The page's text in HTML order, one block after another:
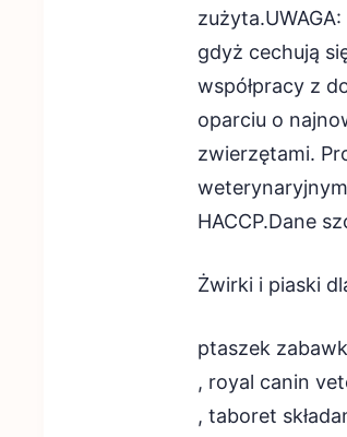
gdyż cechują
współpracy z
oparciu o
zwierzętami.
HACCP.Dane
Żwirki i piaski
ptaszek
, royal canin
, taboret